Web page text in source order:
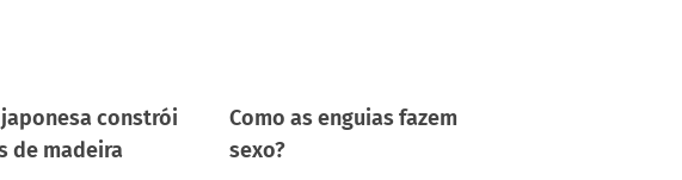
constrói
de madeira
Como as enguias fazem
sexo?